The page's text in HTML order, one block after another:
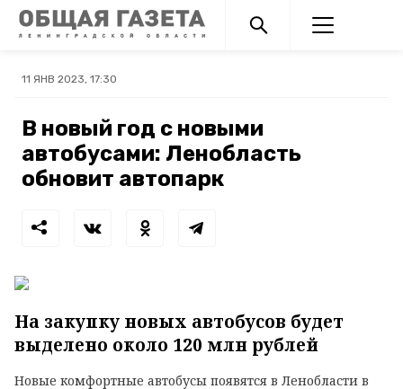
11 ЯНВ 2023, 17:30
В новый год с новыми
автобусами: Ленобласть
обновит автопарк
На закупку новых автобусов будет
выделено около 120 млн рублей
Новые комфортные автобусы появятся в Ленобласти в